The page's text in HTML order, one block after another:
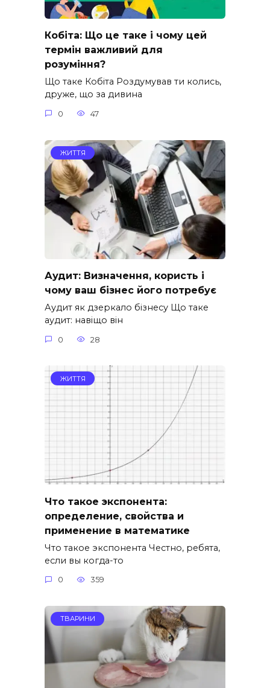
Кобіта: Що це таке і чому цей
термін важливий для
розуміння?
Що таке Кобіта Роздумував ти колись,
друже, що за дивина
0 47
ЖИТТЯ
Аудит: Визначення, користь і
чому ваш бізнес його потребує
Аудит як дзеркало бізнесу Що таке
аудит: навіщо він
0 28
ЖИТТЯ
Что такое экспонента:
определение, свойства и
применение в математике
Что такое экспонента Честно, ребята,
если вы когда-то
0 359
ТВАРИНИ